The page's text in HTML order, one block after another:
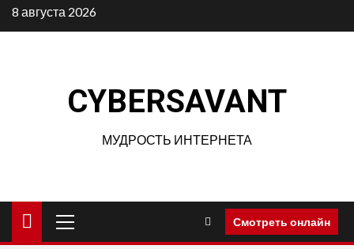
Перейти
к
8 августа 2026
CYBERSAVANT
МУДРОСТЬ ИНТЕРНЕТА
меню
Смотреть онлайн